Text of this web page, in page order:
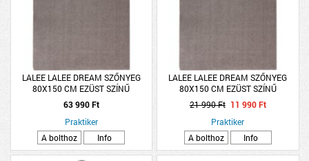
LALEE LALEE DREAM SZŐNYEG
80X150 CM EZÜST SZÍNŰ
63 990 Ft
Praktiker
A bolthoz
Info
LALEE LALEE DREAM SZŐNYEG
80X150 CM EZÜST SZÍNŰ
21 990 Ft 11 990 Ft
Praktiker
A bolthoz
Info